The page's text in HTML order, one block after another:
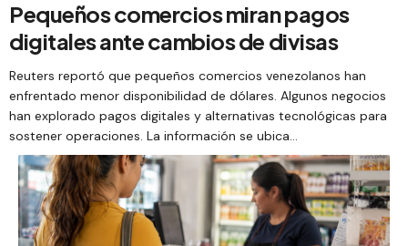
Pequeños comercios miran pagos
digitales ante cambios de divisas
Reuters reportó que pequeños comercios venezolanos han
enfrentado menor disponibilidad de dólares. Algunos negocios
han explorado pagos digitales y alternativas tecnológicas para
sostener operaciones. La información se ubica…